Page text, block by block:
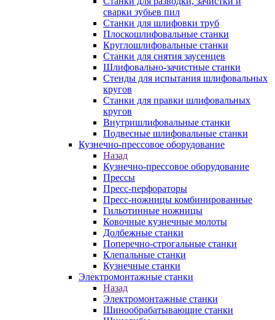
сварки зубьев пил
Станки для шлифовки труб
Плоскошлифовальные станки
Круглошлифовальные станки
Станки для снятия заусенцев
Шлифовально-зачистные станки
Стенды для испытания шлифовальных
кругов
Станки для правки шлифовальных
кругов
Внутришлифовальные станки
Подвесные шлифовальные станки
Кузнечно-прессовое оборудование
Назад
Кузнечно-прессовое оборудование
Прессы
Пресс-перфораторы
Пресс-ножницы комбинированные
Гильотинные ножницы
Ковочные кузнечные молоты
Долбежные станки
Поперечно-строгальные станки
Клепальные станки
Кузнечные станки
Электромонтажные станки
Назад
Электромонтажные станки
Шинообрабатывающие станки